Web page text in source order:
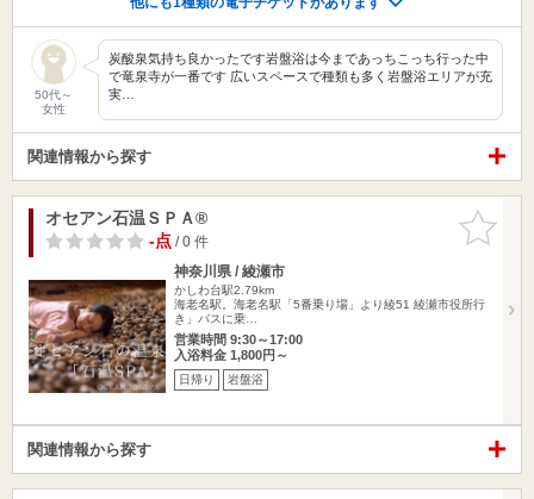
50代～
女性
炭酸泉気持ち良かったです岩盤浴は今まであっちこっち行った中
で竜泉寺が一番です 広いスペースで種類も多く岩盤浴エリアが充
実…
関連情報から探す
お気に入
りに追加
オセアン石温ＳＰＡ®
-点/ 0 件
神奈川県 / 綾瀬市
かしわ台駅2.79km
海老名駅。海老名駅「5番乗り場」より綾51 綾瀬市役所行
き」バスに乗…
営業時間 9:30～17:00
入浴料金 1,800円～
日帰り 岩盤浴
関連情報から探す